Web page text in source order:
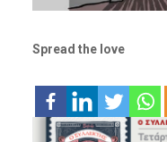
Spread the love